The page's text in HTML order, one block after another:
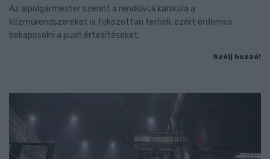
Az alpolgármester szerint a rendkívüli kánikula a
közműrendszereket is fokozottan terheli, ezért érdemes
bekapcsolni a push értesítéseket.
Szólj hozzá!